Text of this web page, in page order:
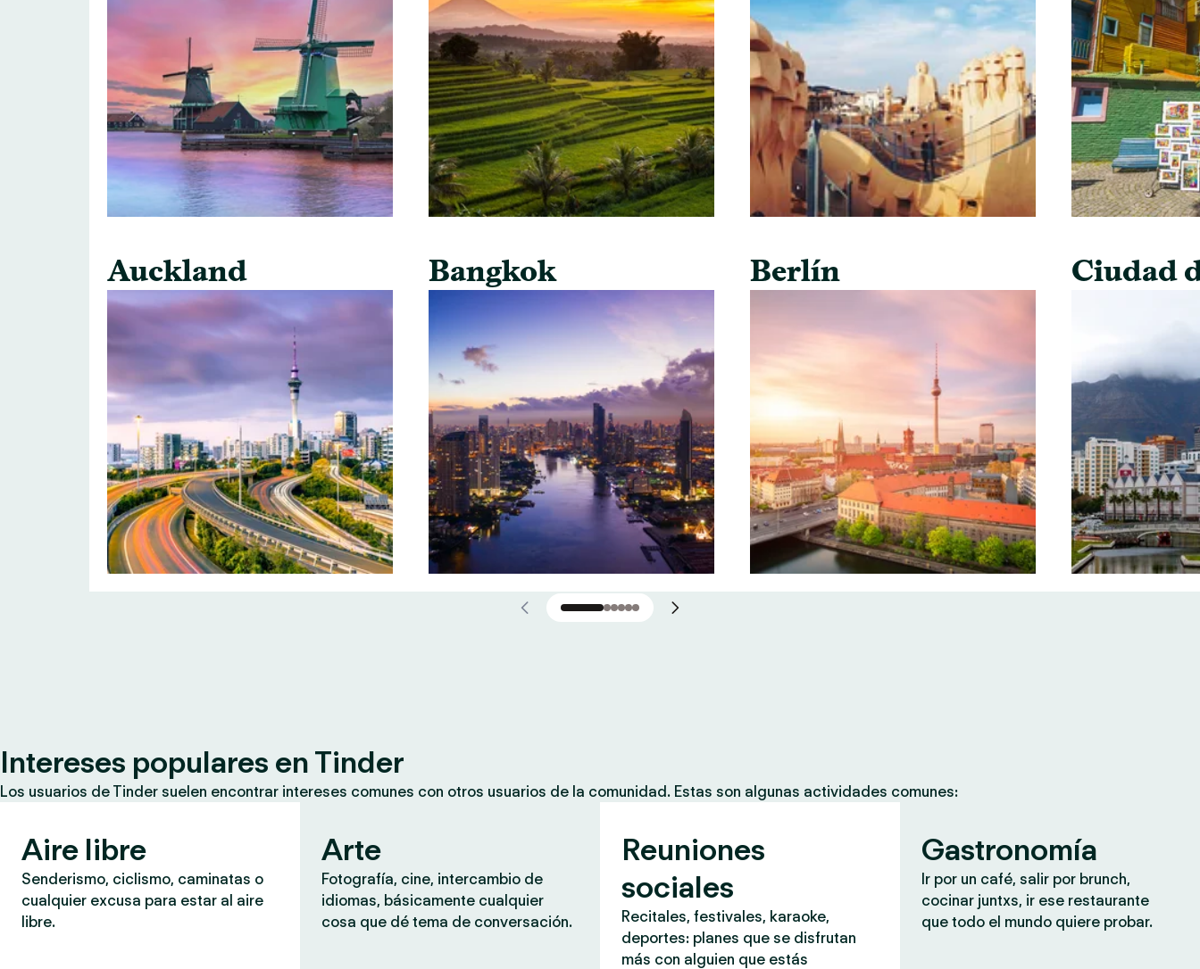
Auckland Bangkok Berlín Ciudad
Intereses populares en Tinder
Los usuarios de Tinder suelen encontrar intereses comunes con otros usuarios de la comunidad. Estas son algunas actividades comunes:
Aire libre
Senderismo, ciclismo, caminatas o
cualquier excusa para estar al aire
libre.
Arte
Fotografía, cine, intercambio de
idiomas, básicamente cualquier
cosa que dé tema de conversación.
Reuniones
sociales
Recitales, festivales, karaoke,
deportes: planes que se disfrutan
más con alguien que estás
Gastronomía
Ir por un café, salir por brunch,
cocinar juntxs, ir ese restaurante
que todo el mundo quiere probar.